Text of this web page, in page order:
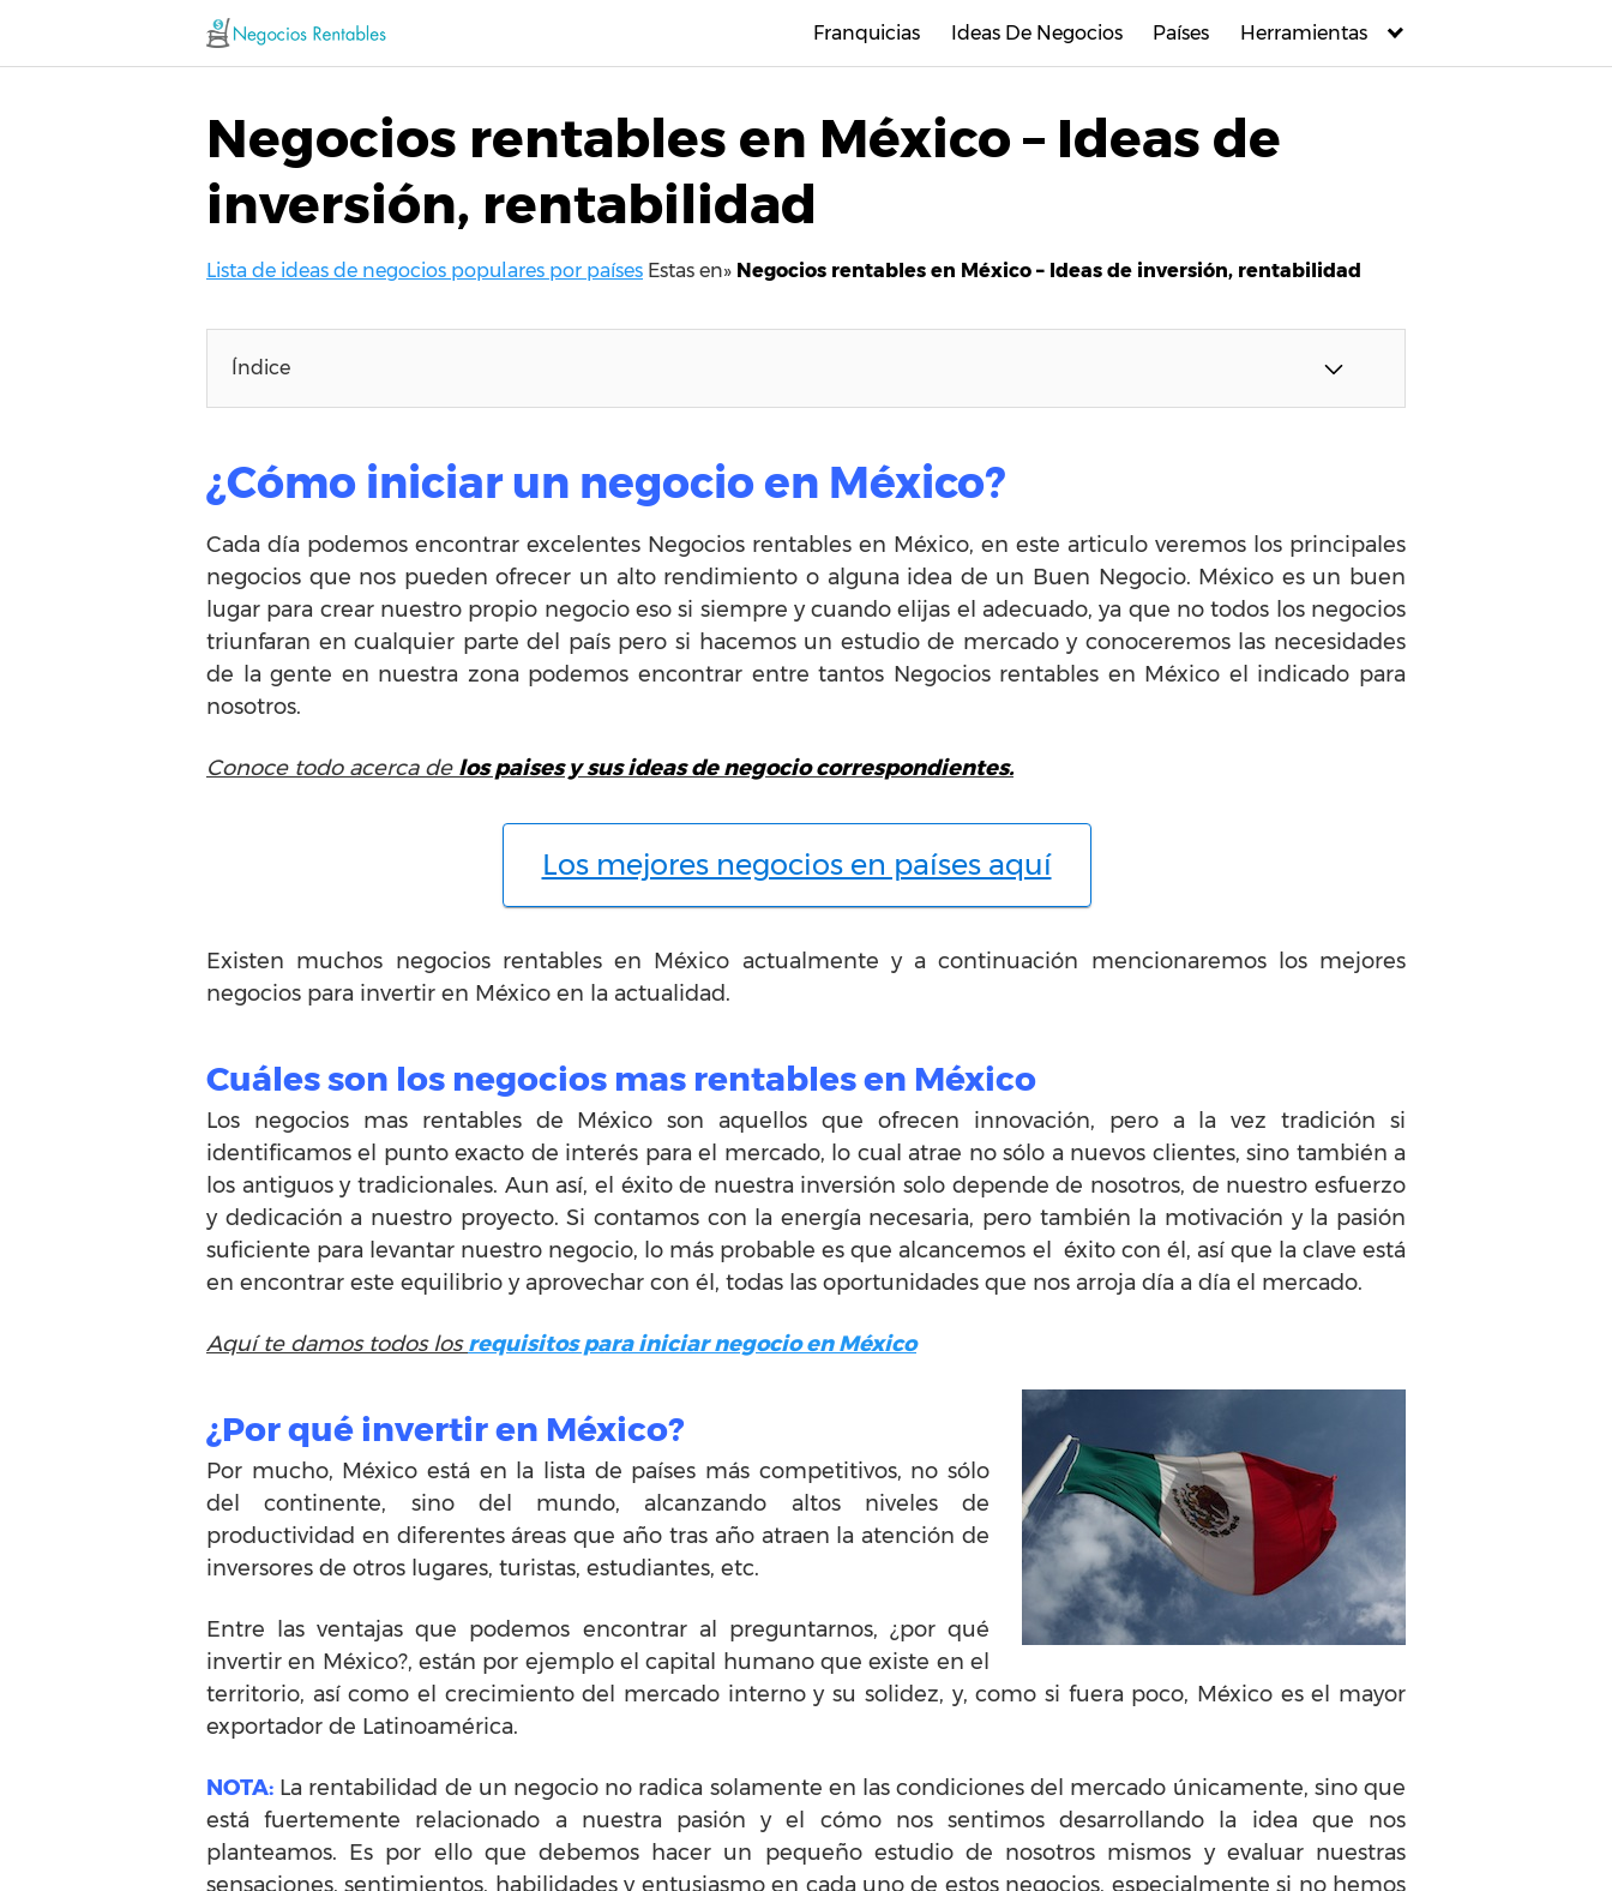
contenido
Franquicias Ideas De Negocios Países Herramientas
Negocios rentables en México – Ideas de
inversión, rentabilidad
Lista de ideas de negocios populares por países Estas en» Negocios rentables en México – Ideas de inversión, rentabilidad
Índice
¿Cómo iniciar un negocio en México?
Cada día podemos encontrar excelentes Negocios rentables en México, en este articulo veremos los principales
negocios que nos pueden ofrecer un alto rendimiento o alguna idea de un Buen Negocio. México es un buen
lugar para crear nuestro propio negocio eso si siempre y cuando elijas el adecuado, ya que no todos los negocios
triunfaran en cualquier parte del país pero si hacemos un estudio de mercado y conoceremos las necesidades
de la gente en nuestra zona podemos encontrar entre tantos Negocios rentables en México el indicado para
nosotros.
Conoce todo acerca de los paises y sus ideas de negocio correspondientes.
Los mejores negocios en países aquí
Existen muchos negocios rentables en México actualmente y a continuación mencionaremos los mejores
negocios para invertir en México en la actualidad.
Cuáles son los negocios mas rentables en México
Los negocios mas rentables de México son aquellos que ofrecen innovación, pero a la vez tradición si
identificamos el punto exacto de interés para el mercado, lo cual atrae no sólo a nuevos clientes, sino también a
los antiguos y tradicionales. Aun así, el éxito de nuestra inversión solo depende de nosotros, de nuestro esfuerzo
y dedicación a nuestro proyecto. Si contamos con la energía necesaria, pero también la motivación y la pasión
suficiente para levantar nuestro negocio, lo más probable es que alcancemos el éxito con él, así que la clave está
en encontrar este equilibrio y aprovechar con él, todas las oportunidades que nos arroja día a día el mercado.
Aquí te damos todos losrequisitos para iniciar negocio en México
¿Por qué invertir en México?
Por mucho, México está en la lista de países más competitivos, no sólo
del continente, sino del mundo, alcanzando altos niveles de
productividad en diferentes áreas que año tras año atraen la atención de
inversores de otros lugares, turistas, estudiantes, etc.
Entre las ventajas que podemos encontrar al preguntarnos, ¿por qué
invertir en México?, están por ejemplo el capital humano que existe en el
territorio, así como el crecimiento del mercado interno y su solidez, y, como si fuera poco, México es el mayor
exportador de Latinoamérica.
NOTA: La rentabilidad de un negocio no radica solamente en las condiciones del mercado únicamente, sino que
está fuertemente relacionado a nuestra pasión y el cómo nos sentimos desarrollando la idea que nos
planteamos. Es por ello que debemos hacer un pequeño estudio de nosotros mismos y evaluar nuestras
sensaciones, sentimientos, habilidades y entusiasmo en cada uno de estos negocios, especialmente si no hemos